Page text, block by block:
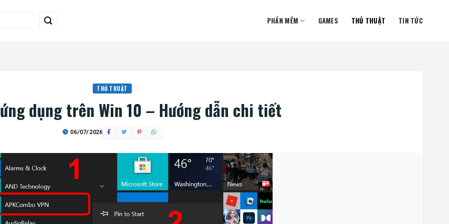
PHẦN MỀM GAMES THỦ THUẬT TIN TỨC
THỦ THUẬT
dụng trên Win 10 – Hướng dẫn chi tiết
06/07/2026